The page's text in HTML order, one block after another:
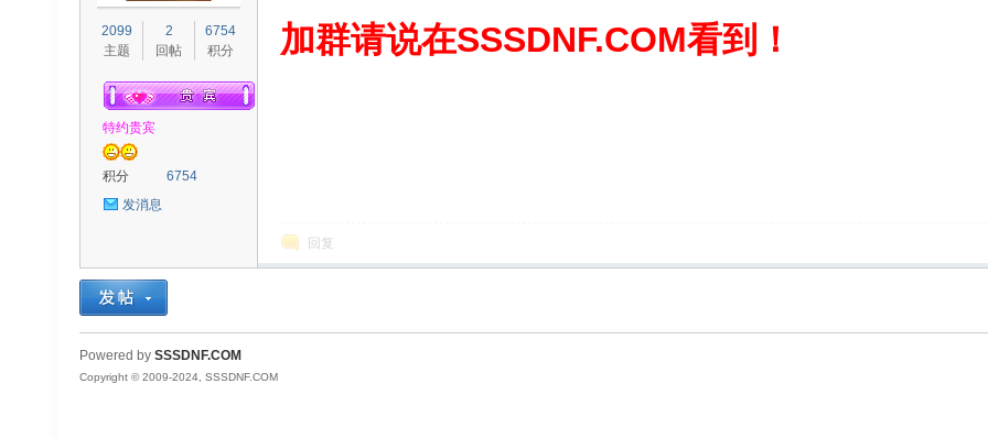
2099
主题
2
回帖
6754
积分
特约贵宾
积分
6754
发消息
加群请说在SSSDNF.COM看到！
回复
Powered by SSSDNF.COM
Copyright © 2009-2024, SSSDNF.COM